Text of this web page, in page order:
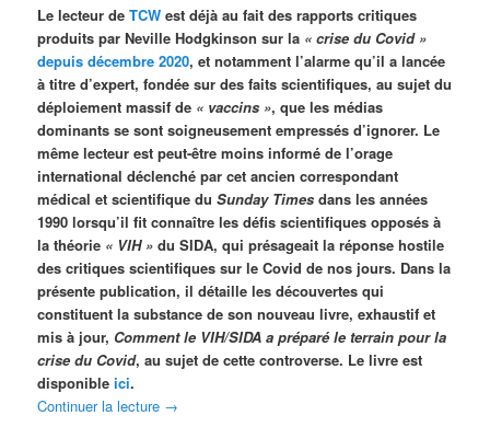
Le lecteur deTCW est déjà au fait des rapports critiques
produits par Neville Hodgkinson sur la « crise du Covid »
depuis décembre 2020, et notamment l’alarme qu’il a lancée
à titre d’expert, fondée sur des faits scientifiques, au sujet du
déploiement massif de « vaccins », que les médias
dominants se sont soigneusement empressés d’ignorer. Le
même lecteur est peut-être moins informé de l’orage
international déclenché par cet ancien correspondant
médical et scientifique duSunday Times dans les années
1990 lorsqu’il fit connaître les défis scientifiques opposés à
la théorie « VIH » du SIDA, qui présageait la réponse hostile
des critiques scientifiques sur le Covid de nos jours. Dans la
présente publication, il détaille les découvertes qui
constituent la substance de son nouveau livre, exhaustif et
mis à jour, Comment le VIH/SIDA a préparé le terrain pour la
crise du Covid, au sujet de cette controverse. Le livre est
disponibleici.
Continuer la lecture →